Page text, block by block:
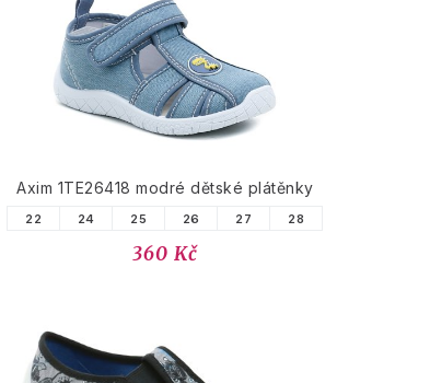
Axim 1TE26418 modré dětské plátěnky
22 24 25 26 27 28
360 Kč